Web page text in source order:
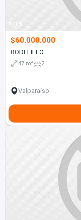
1/15
$60.000.000
RODELILLO
47 m2 2
Valparaíso